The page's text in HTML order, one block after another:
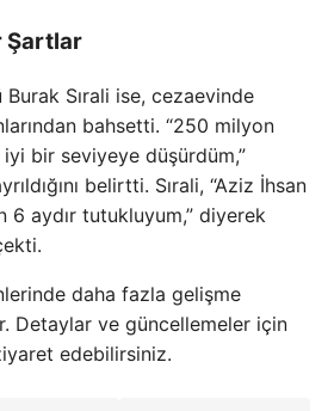
Şartlar
Burak Sırali ise, cezaevinde
bahsetti. “250 milyon
bir seviyeye düşürdüm,”
belirtti. Sırali, “Aziz İhsan
6 aydır tutukluyum,” diyerek
daha fazla gelişme
Detaylar ve güncellemeler için
edebilirsiniz.